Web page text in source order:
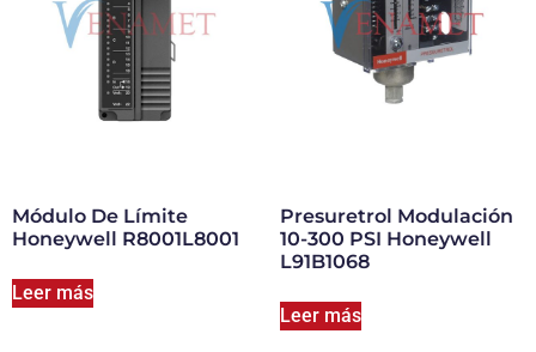
Módulo De Límite
Honeywell R8001L8001
Leer más
Presuretrol Modulación
10-300 PSI Honeywell
L91B1068
Leer más